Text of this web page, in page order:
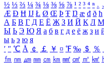
½ ⅓ ⅔ ¼ ¾ ⅛ ⅜ ⅝ ⅞ ¹ ² ³ ⁴ ⁿ ₁ ₂
Æ Ð Ħ Ĳ Ł Ø Œ Þ Ŧ Ŋ æ đ ð ħ
А Б В Г Д Е Ё Ж З И Й К Л М
Ы Ь Э Ю Я а б в г д е ё ж з и
ы ь э ю я
′ ″ ℃ Å ￠ ￡ ￥ ¤ ℉ ‰ ＄ ％
㎙ ㎚ ㎛ ㎜ ㎝ ㎞ ㎟ ㎠ ㎡ ㎢